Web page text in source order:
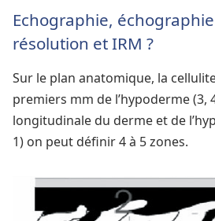
Echographie,
résolution et IRM ?
Sur le plan anatomique, la
premiers mm de l’hypoderme (3,
longitudinale du derme et de
1) on peut définir 4 à 5 zones.